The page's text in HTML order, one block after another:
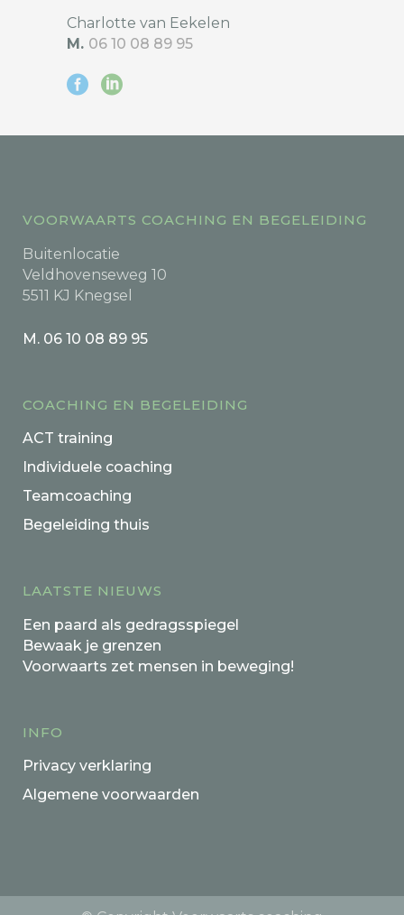
Charlotte van Eekelen
M. 06 10 08 89 95
VOORWAARTS COACHING EN BEGELEIDING
Buitenlocatie
Veldhovenseweg 10
5511 KJ Knegsel
M. 06 10 08 89 95
COACHING EN BEGELEIDING
ACT training
Individuele coaching
Teamcoaching
Begeleiding thuis
LAATSTE NIEUWS
Een paard als gedragsspiegel
Bewaak je grenzen
Voorwaarts zet mensen in beweging!
INFO
Privacy verklaring
Algemene voorwaarden